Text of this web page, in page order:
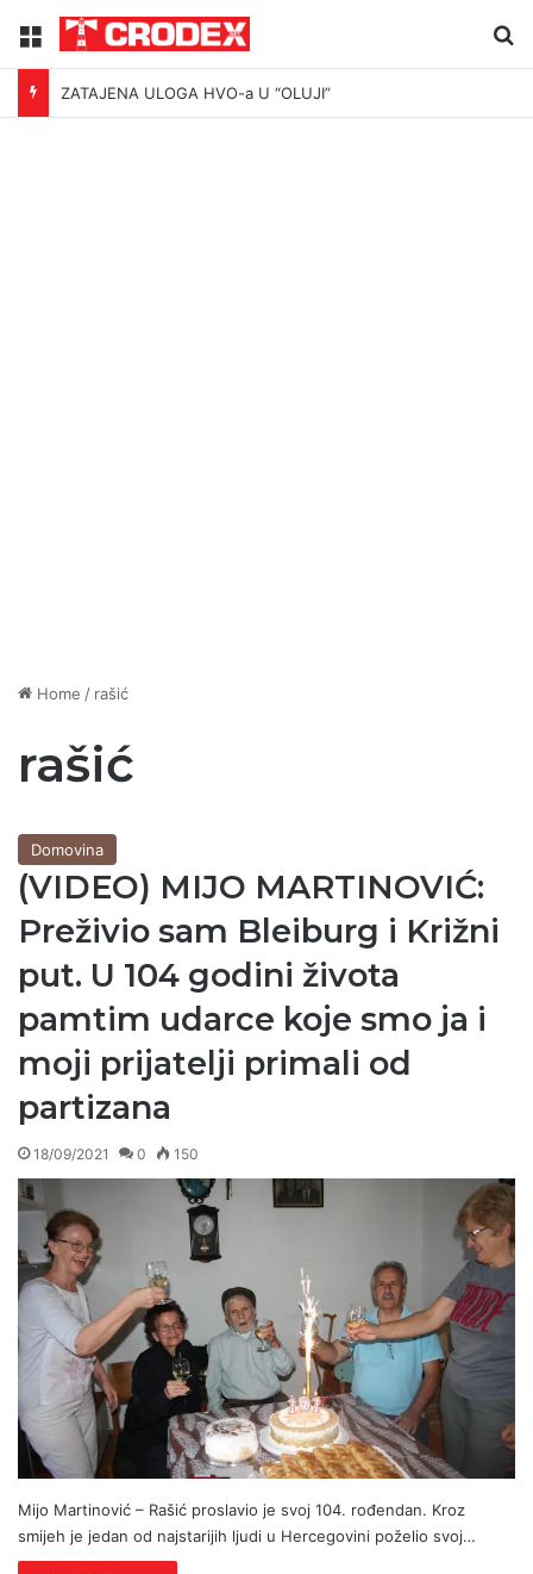
Menu
ZATAJENA ULOGA HVO-a U “OLUJI”
Home / rašić
rašić
Domovina
(VIDEO) MIJO MARTINOVIĆ:
Preživio sam Bleiburg i Križni
put. U 104 godini života
pamtim udarce koje smo ja i
moji prijatelji primali od
partizana
18/09/2021 0 150
Mijo Martinović – Rašić proslavio je svoj 104. rođendan. Kroz
smijeh je jedan od najstarijih ljudi u Hercegovini poželio svoj…